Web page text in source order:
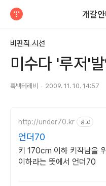
개갈
비판적 시선
미수다 '루저'
흑백테레비 2009. 11. 10. 14:57
http://under70.kr 광고
언더70
키 170cm 이하 키작남을
이하라는 뜻에서 언더70